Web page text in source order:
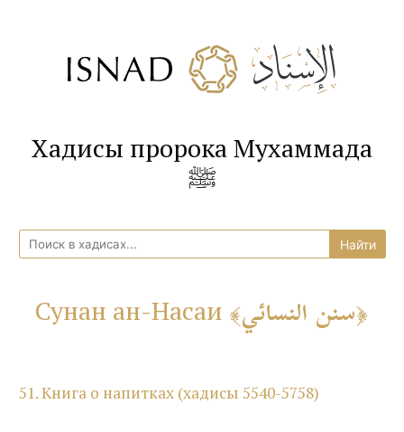
Хадисы пророка Мухаммада
ﷺ
Сунан ан-Насаи سنن النسائي
51. Книга о напитках (хадисы 5540-5758)